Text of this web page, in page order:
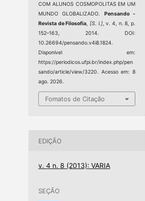
COM ALUNOS COSMOPOLITAS EM UM
MUNDO GLOBALIZADO. Pensando -
Revista de Filosofia
[S. l.], v. 4, n. 8, p.
152–163, 2014. DOI:
10.26694/pensando.v4i8.1824.
Disponível em:
https://periodicos.ufpi.br/index.php/pen
sando/article/view/3220. Acesso em: 8
ago. 2026.
Fomatos de Citação
EDIÇÃO
v. 4 n. 8 (2013): VARIA
SEÇÃO